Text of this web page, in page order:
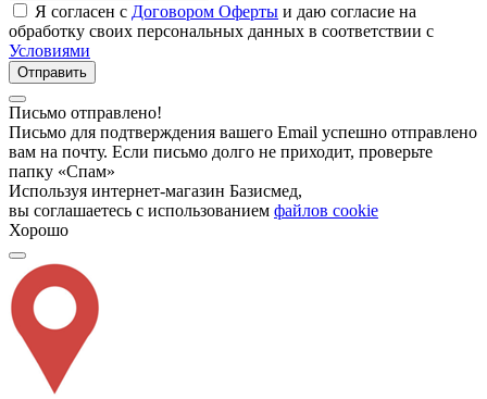
Я согласен с Договором Оферты и даю согласие на
обработку своих персональных данных в соответствии с
Условиями
Отправить
Письмо отправлено!
Письмо для подтверждения вашего Email успешно отправлено
вам на почту. Если письмо долго не приходит, проверьте
папку «Спам»
Используя интернет-магазин Базисмед,
вы соглашаетесь с использованием файлов cookie
Хорошо